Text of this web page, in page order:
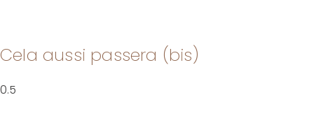
Cela aussi passera (bis)